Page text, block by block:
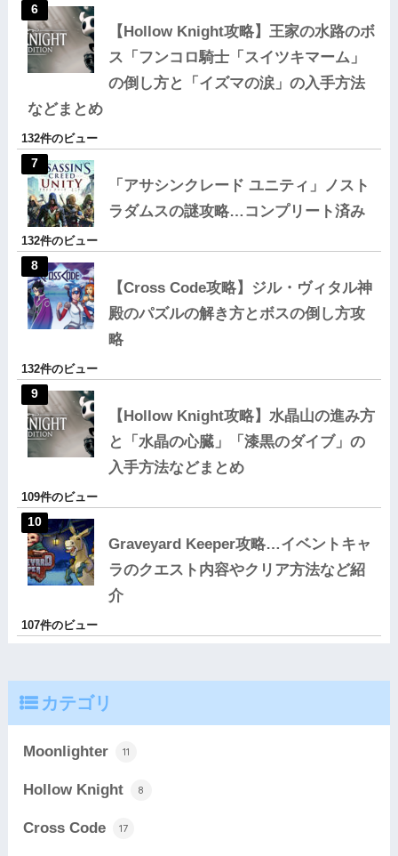
【Hollow Knight攻略】王家の水路のボ
ス「フンコロ騎士「スイツキマーム」
の倒し方と「イズマの涙」の入手方法
などまとめ
132件のビュー
「アサシンクレード ユニティ」ノスト
ラダムスの謎攻略…コンプリート済み
132件のビュー
【Cross Code攻略】ジル・ヴィタル神
殿のパズルの解き方とボスの倒し方攻
略
132件のビュー
【Hollow Knight攻略】水晶山の進み方
と「水晶の心臓」「漆黒のダイブ」の
入手方法などまとめ
109件のビュー
Graveyard Keeper攻略…イベントキャ
ラのクエスト内容やクリア方法など紹
介
107件のビュー
カテゴリ
Moonlighter 11
Hollow Knight 8
Cross Code 17